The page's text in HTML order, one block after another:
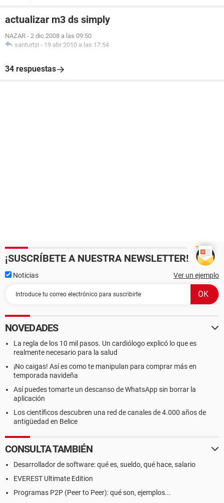
actualizar m3 ds simply
NAZAR - 2 dic 2008 a las 09:50
santurtzi - 19 abr 2010 a las 17:54
34 respuestas
¡SUSCRÍBETE A NUESTRA NEWSLETTER!
Noticias Ver un ejemplo
NOVEDADES
La regla de los 10 mil pasos. Un cardiólogo explicó lo que es
realmente necesario para la salud
¡No caigas! Así es como te manipulan para comprar más en
temporada navideña
Así puedes tomarte un descanso de WhatsApp sin borrar la
aplicación
Los científicos descubren una red de canales de 4.000 años de
antigüedad en Belice
CONSULTA TAMBIÉN
Desarrollador de software: qué es, sueldo, qué hace, salario
EVEREST Ultimate Edition
Programas P2P (Peer to Peer): qué son, ejemplos...